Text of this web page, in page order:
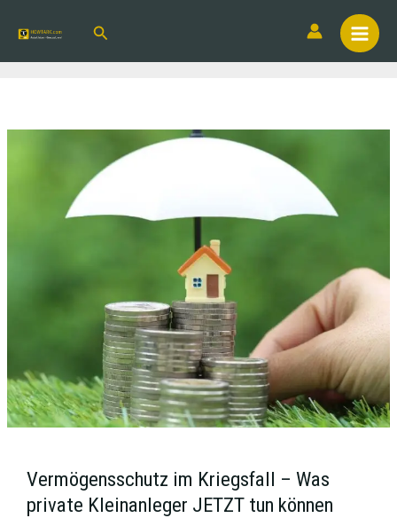
Vermögensschutz im Kriegsfall – Was
private Kleinanleger JETZT tun können